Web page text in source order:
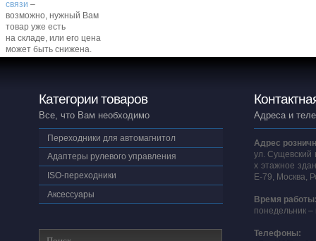
связи –
возможно, нужный Вам
товар уже есть
на складе, или его цена
может быть снижена.
Категории товаров
Все, что Вам необходимо
Переходники для автомагнитол
Адаптеры рулевого управления
ISO-переходники
Аксессуары
Адреса и
Адрес
ул. Сущевский
х этажное
E-79, Москва,
Время
понедельник –
Телефоны: